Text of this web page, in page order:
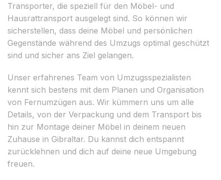
Transporter, die speziell für den Möbel- und
Hausrattransport ausgelegt sind. So können wir
sicherstellen, dass deine Möbel und persönlichen
Gegenstände während des Umzugs optimal geschützt
sind und sicher ans Ziel gelangen.
Unser erfahrenes Team von Umzugsspezialisten
kennt sich bestens mit dem Planen und Organisation
von Fernumzügen aus. Wir kümmern uns um alle
Details, von der Verpackung und dem Transport bis
hin zur Montage deiner Möbel in deinem neuen
Zuhause in Gibraltar. Du kannst dich entspannt
zurücklehnen und dich auf deine neue Umgebung
freuen.